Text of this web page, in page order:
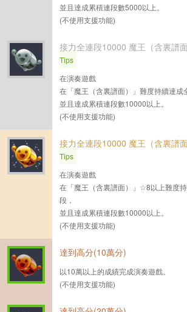
並且達成累積連段數5000以上。
(不使用支援功能)
接力全連段10000 魔王（含裏譜面
Tips
在演奏遊戲
在「魔王（含裏譜面）」難度持續達成
並且達成累積連段數10000以上。
(不使用支援功能)
接力全連段10000 魔王（含裏譜
Tips
在演奏遊戲
在「魔王（含裏譜面）」☆8以上難度
段，
並且達成累積連段數10000以上。
(不使用支援功能)
達到高分(10萬分)
以10萬以上的成績完成演奏遊戲。
(不使用支援功能)